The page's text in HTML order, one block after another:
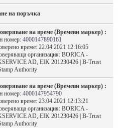
на поръчка
на време (Времеви маркер) :
номер: 4000147890161
време: 22.04.2021 12:16:05
организация: BORICA -
AD, EIK 201230426 | B-Trust
Authority
на време (Времеви маркер) :
номер: 4000147954790
време: 23.04.2021 12:13:21
организация: BORICA -
AD, EIK 201230426 | B-Trust
Authority